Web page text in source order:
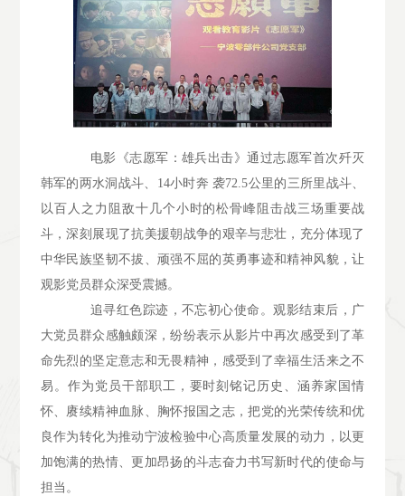
电影《志愿军：雄兵出击》通过志愿军首次歼灭
韩军的两水洞战斗、14小时奔 袭72.5公里的三所里战斗、
以百人之力阻敌十几个小时的松骨峰阻击战三场重要战
斗，深刻展现了抗美援朝战争的艰辛与悲壮，充分体现了
中华民族坚韧不拔、顽强不屈的英勇事迹和精神风貌，让
观影党员群众深受震撼。
追寻红色踪迹，不忘初心使命。观影结束后，广
大党员群众感触颇深，纷纷表示从影片中再次感受到了革
命先烈的坚定意志和无畏精神，感受到了幸福生活来之不
易。作为党员干部职工，要时刻铭记历史、涵养家国情
怀、赓续精神血脉、胸怀报国之志，把党的光荣传统和优
良作为转化为推动宁波检验中心高质量发展的动力，以更
加饱满的热情、更加昂扬的斗志奋力书写新时代的使命与
担当。